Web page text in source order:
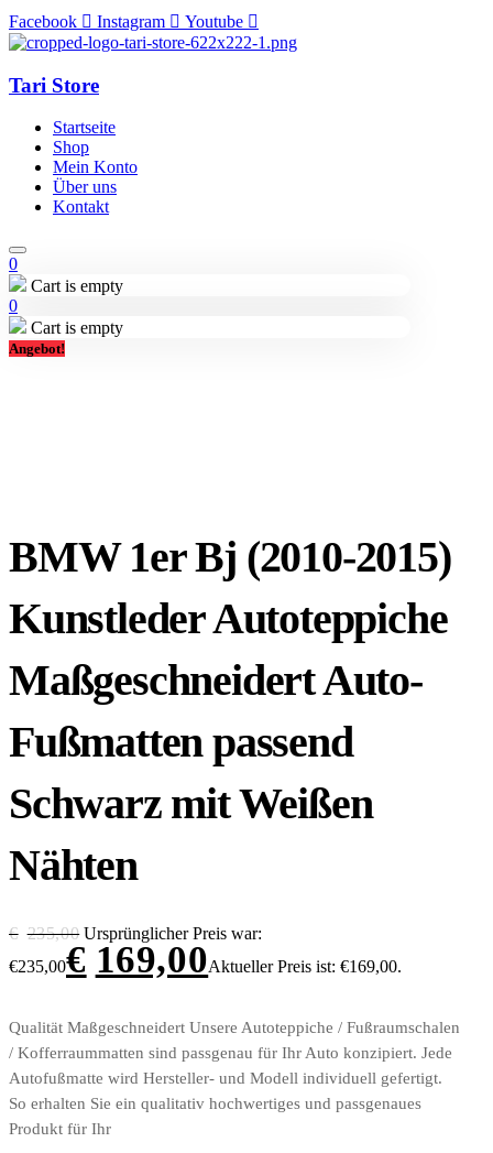
Facebook Instagram Youtube
Tari Store
Startseite
Shop
Mein Konto
Über uns
Kontakt
0
Cart is empty
0
Cart is empty
Angebot!
BMW 1er Bj (2010-2015)
Kunstleder Autoteppiche
Maßgeschneidert Auto-
Fußmatten passend
Schwarz mit Weißen
Nähten
€ 235,00 Ursprünglicher Preis war:
€235,00€ 169,00Aktueller Preis ist: €169,00.
Qualität Maßgeschneidert Unsere Autoteppiche / Fußraumschalen
/ Kofferraummatten sind passgenau für Ihr Auto konzipiert. Jede
Autofußmatte wird Hersteller- und Modell individuell gefertigt.
So erhalten Sie ein qualitativ hochwertiges und passgenaues
Produkt für Ihr